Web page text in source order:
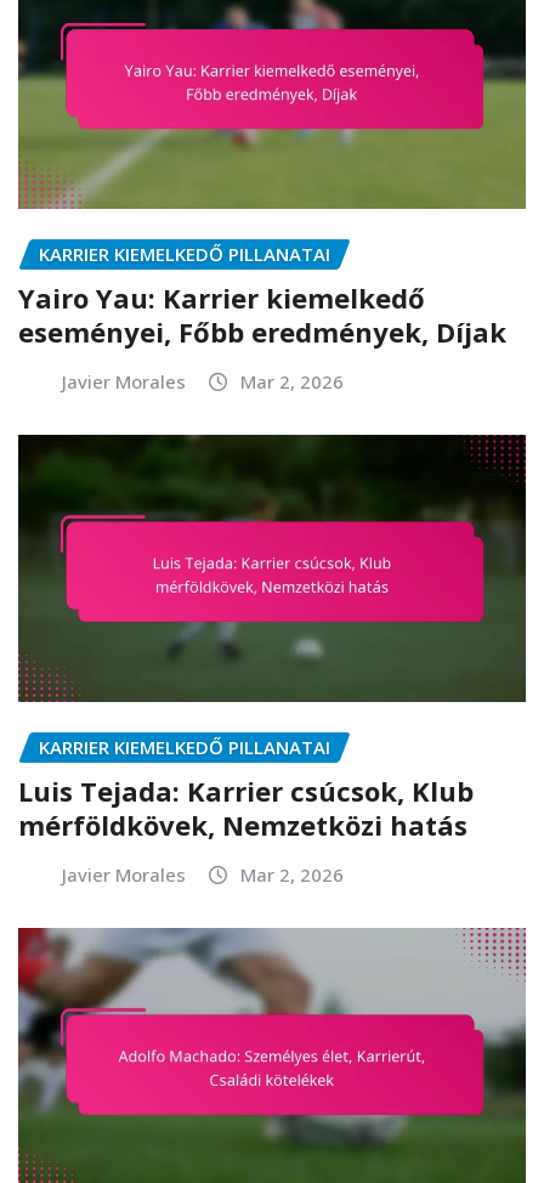
KARRIER KIEMELKEDŐ PILLANATAI
Yairo Yau: Karrier kiemelkedő
eseményei, Főbb eredmények, Díjak
Javier Morales Mar 2, 2026
KARRIER KIEMELKEDŐ PILLANATAI
Luis Tejada: Karrier csúcsok, Klub
mérföldkövek, Nemzetközi hatás
Javier Morales Mar 2, 2026